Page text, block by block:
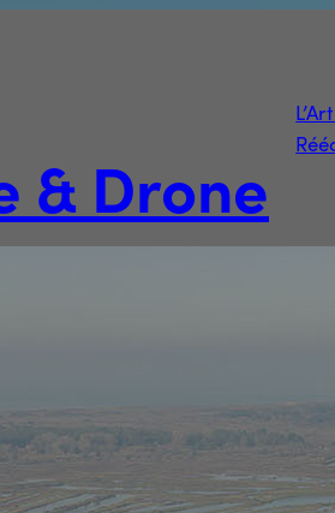
& Drone